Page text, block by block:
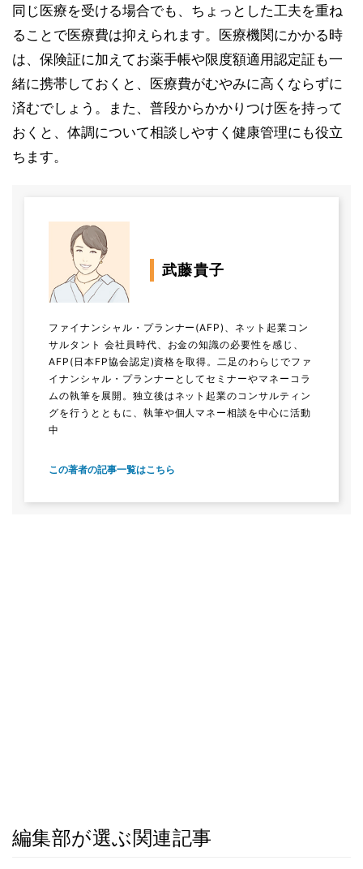
同じ医療を受ける場合でも、ちょっとした工夫を重ね
ることで医療費は抑えられます。医療機関にかかる時
は、保険証に加えてお薬手帳や限度額適用認定証も一
緒に携帯しておくと、医療費がむやみに高くならずに
済むでしょう。また、普段からかかりつけ医を持って
おくと、体調について相談しやすく健康管理にも役立
ちます。
武藤貴子
ファイナンシャル・プランナー(AFP)、ネット起業コン
サルタント 会社員時代、お金の知識の必要性を感じ、
AFP(日本FP協会認定)資格を取得。二足のわらじでファ
イナンシャル・プランナーとしてセミナーやマネーコラ
ムの執筆を展開。独立後はネット起業のコンサルティン
グを行うとともに、執筆や個人マネー相談を中心に活動
中
この著者の記事一覧はこちら
編集部が選ぶ関連記事